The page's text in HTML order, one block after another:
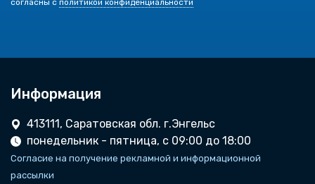
согласны с политикой конфиденциальности
Информация
413111, Саратовская обл. г.Энгельс
понедельник - пятница, с 09:00 до 18:00
Согласие на получение рекламной и информационной
рассылки